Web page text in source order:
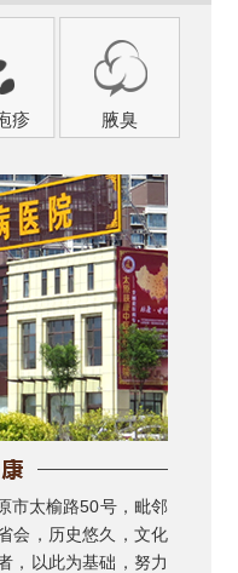
疹 腋臭
市太榆路50号，毗邻
会，历史悠久，文化
，以此为基础，努力